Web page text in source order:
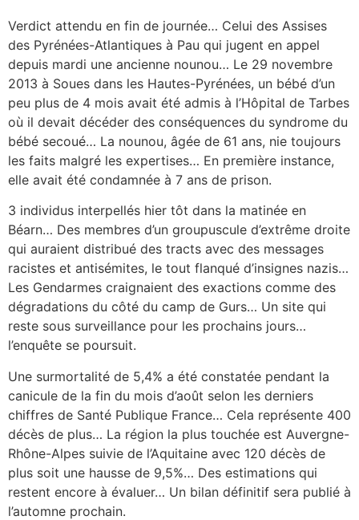
Verdict attendu en fin de journée… Celui des Assises
des Pyrénées-Atlantiques à Pau qui jugent en appel
depuis mardi une ancienne nounou… Le 29 novembre
2013 à Soues dans les Hautes-Pyrénées, un bébé d’un
peu plus de 4 mois avait été admis à l’Hôpital de Tarbes
où il devait décéder des conséquences du syndrome du
bébé secoué… La nounou, âgée de 61 ans, nie toujours
les faits malgré les expertises… En première instance,
elle avait été condamnée à 7 ans de prison.
3 individus interpellés hier tôt dans la matinée en
Béarn… Des membres d’un groupuscule d’extrême droite
qui auraient distribué des tracts avec des messages
racistes et antisémites, le tout flanqué d’insignes nazis…
Les Gendarmes craignaient des exactions comme des
dégradations du côté du camp de Gurs… Un site qui
reste sous surveillance pour les prochains jours…
l’enquête se poursuit.
Une surmortalité de 5,4% a été constatée pendant la
canicule de la fin du mois d’août selon les derniers
chiffres de Santé Publique France… Cela représente 400
décès de plus… La région la plus touchée est Auvergne-
Rhône-Alpes suivie de l’Aquitaine avec 120 décès de
plus soit une hausse de 9,5%… Des estimations qui
restent encore à évaluer… Un bilan définitif sera publié à
l’automne prochain.